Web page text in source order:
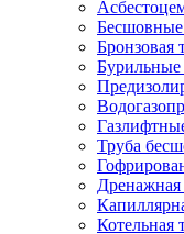
Бронзовая
Труба
Дренажная
Котельная